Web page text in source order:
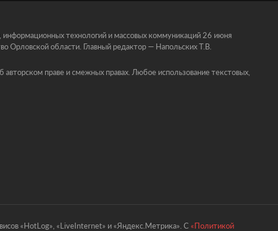
технологий и массовых коммуникаций 26 июня
области. Главный редактор — Напольских Т.В.
праве и смежных правах. Любое использование текстовых,
«HotLog», «LiveInternet» и «Яндекс.Метрика». С«Политикой